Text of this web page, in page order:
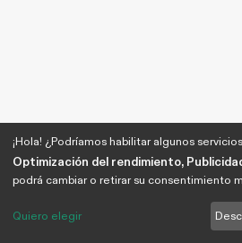
¡Hola! ¿Podríamos habilitar algunos
Optimización del rendimiento,
podrá cambiar o retirar su consentimiento
Quiero elegir